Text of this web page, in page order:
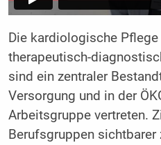
Die kardiologische
therapeutisch-
sind ein zentraler
Versorgung und in der
Arbeitsgruppe vertreten.
Berufsgruppen sichtbarer